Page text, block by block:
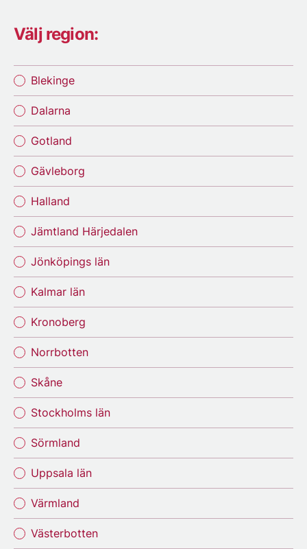
Välj region:
Blekinge
Dalarna
Gotland
Gävleborg
Halland
Jämtland Härjedalen
Jönköpings län
Kalmar län
Kronoberg
Norrbotten
Skåne
Stockholms län
Sörmland
Uppsala län
Värmland
Västerbotten